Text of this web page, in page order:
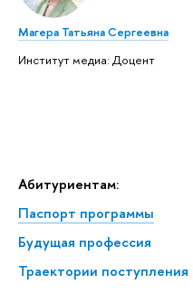
Абитуриентам:
Паспорт программы
Будущая профессия
Траектории поступления
Магера Татьяна Сергеевна
Институт медиа: Доцент